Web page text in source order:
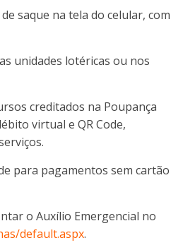
saque na tela do celular, com
unidades lotéricas ou nos
creditados na Poupança
virtual e QR Code,
para pagamentos sem cartão
o Auxílio Emergencial no
default.aspx.